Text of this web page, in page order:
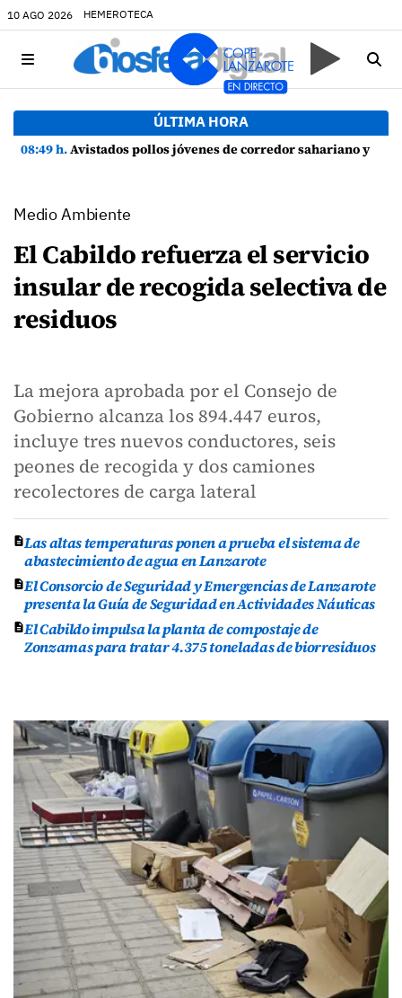
10 AGO 2026 HEMEROTECA
ÚLTIMA HORA
08:49 h.Avistados pollos jóvenes de corredor sahariano y episodios de cortejo de hubara cerca del rally de Lanzarote
Medio Ambiente
El Cabildo refuerza el servicio
insular de recogida selectiva de
residuos
La mejora aprobada por el Consejo de
Gobierno alcanza los 894.447 euros,
incluye tres nuevos conductores, seis
peones de recogida y dos camiones
recolectores de carga lateral
Las altas temperaturas ponen a prueba el sistema de
abastecimiento de agua en Lanzarote
El Consorcio de Seguridad y Emergencias de Lanzarote
presenta la Guía de Seguridad en Actividades Náuticas
El Cabildo impulsa la planta de compostaje de
Zonzamas para tratar 4.375 toneladas de biorresiduos